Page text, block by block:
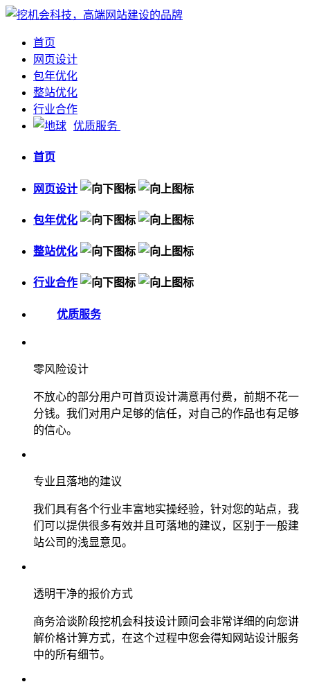
首页
网页设计
包年优化
整站优化
行业合作
优质服务
首页
网页设计
包年优化
整站优化
行业合作
优质服务
零风险设计
不放心的部分用户可首页设计满意再付费，前期不花一
分钱。我们对用户足够的信任，对自己的作品也有足够
的信心。
专业且落地的建议
我们具有各个行业丰富地实操经验，针对您的站点，我
们可以提供很多有效并且可落地的建议，区别于一般建
站公司的浅显意见。
透明干净的报价方式
商务洽谈阶段挖机会科技设计顾问会非常详细的向您讲
解价格计算方式，在这个过程中您会得知网站设计服务
中的所有细节。